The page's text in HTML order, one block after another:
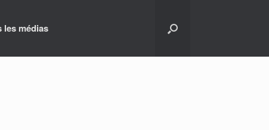
les médias